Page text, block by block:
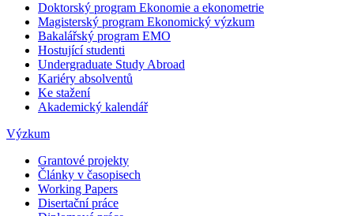
Doktorský program Ekonomie a ekonometrie
Magisterský program Ekonomický výzkum
Bakalářský program EMO
Hostující studenti
Undergraduate Study Abroad
Kariéry absolventů
Ke stažení
Akademický kalendář
Výzkum
Grantové projekty
Články v časopisech
Working Papers
Disertační práce